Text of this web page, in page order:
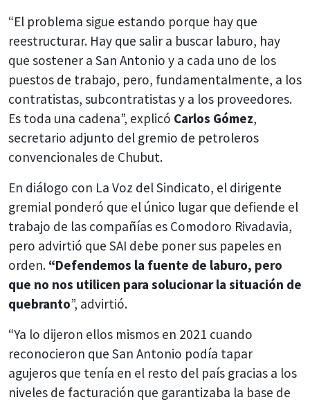
“El problema sigue estando porque hay que
reestructurar. Hay que salir a buscar laburo, hay
que sostener a San Antonio y a cada uno de los
puestos de trabajo, pero, fundamentalmente, a los
contratistas, subcontratistas y a los proveedores.
Es toda una cadena”, explicó Carlos Gómez,
secretario adjunto del gremio de petroleros
convencionales de Chubut.
En diálogo con La Voz del Sindicato, el dirigente
gremial ponderó que el único lugar que defiende el
trabajo de las compañías es Comodoro Rivadavia,
pero advirtió que SAI debe poner sus papeles en
orden. “Defendemos la fuente de laburo, pero
que no nos utilicen para solucionar la situación de
quebranto”, advirtió.
“Ya lo dijeron ellos mismos en 2021 cuando
reconocieron que San Antonio podía tapar
agujeros que tenía en el resto del país gracias a los
niveles de facturación que garantizaba la base de